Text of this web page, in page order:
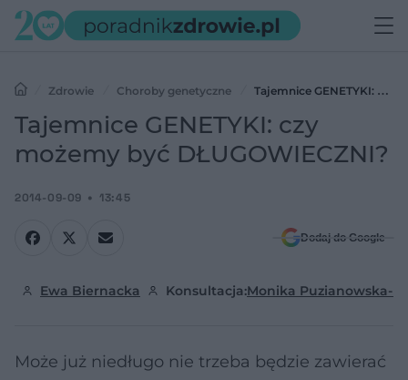
Zdrowie Choroby genetyczne
Tajemnice GENETYKI: czy
możemy być DŁUGOWIECZNI?
Tajemnice GENETYKI: czy
możemy być DŁUGOWIECZNI?
2014-09-09 13:45
Dodaj do Google
Ewa Biernacka Konsultacja:Monika Puzianowska-
Może już niedługo nie trzeba będzie zawierać